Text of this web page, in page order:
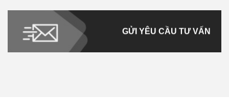
GỬI YÊU CẦU TƯ VẤN